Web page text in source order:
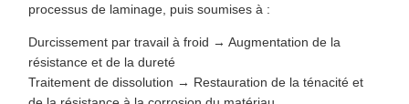
processus de laminage, puis soumises à :
Durcissement par travail à froid → Augmentation de la
résistance et de la dureté
Traitement de dissolution → Restauration de la ténacité et